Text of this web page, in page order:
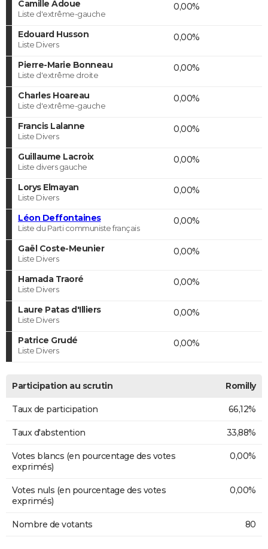
Camille Adoue
Liste d'extrême-gauche
0,00%
Edouard Husson
Liste Divers
0,00%
Pierre-Marie Bonneau
Liste d'extrême droite
0,00%
Charles Hoareau
Liste d'extrême-gauche
0,00%
Francis Lalanne
Liste Divers
0,00%
Guillaume Lacroix
Liste divers gauche
0,00%
Lorys Elmayan
Liste Divers
0,00%
Léon Deffontaines
Liste du Parti communiste français
0,00%
Gaël Coste-Meunier
Liste Divers
0,00%
Hamada Traoré
Liste Divers
0,00%
Laure Patas d'Illiers
Liste Divers
0,00%
Patrice Grudé
Liste Divers
0,00%
Participation au scrutin Romilly
Taux de participation 66,12%
Taux d'abstention 33,88%
Votes blancs (en pourcentage des votes
exprimés)
0,00%
Votes nuls (en pourcentage des votes
exprimés)
0,00%
Nombre de votants 80